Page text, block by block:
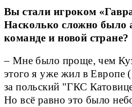
Вы стали игроком
Насколько сложно было
команде и новой стране?
– Мне было проще, чем
этого я уже жил в Европе
за польский "ГКС
Но всё равно это было